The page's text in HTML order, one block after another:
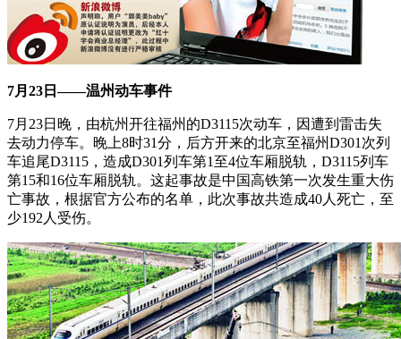
7月23日——温州动车事件
7月23日晚，由杭州开往福州的D3115次动车，因遭到雷击失
去动力停车。晚上8时31分，后方开来的北京至福州D301次列
车追尾D3115，造成D301列车第1至4位车厢脱轨，D3115列车
第15和16位车厢脱轨。这起事故是中国高铁第一次发生重大伤
亡事故，根据官方公布的名单，此次事故共造成40人死亡，至
少192人受伤。